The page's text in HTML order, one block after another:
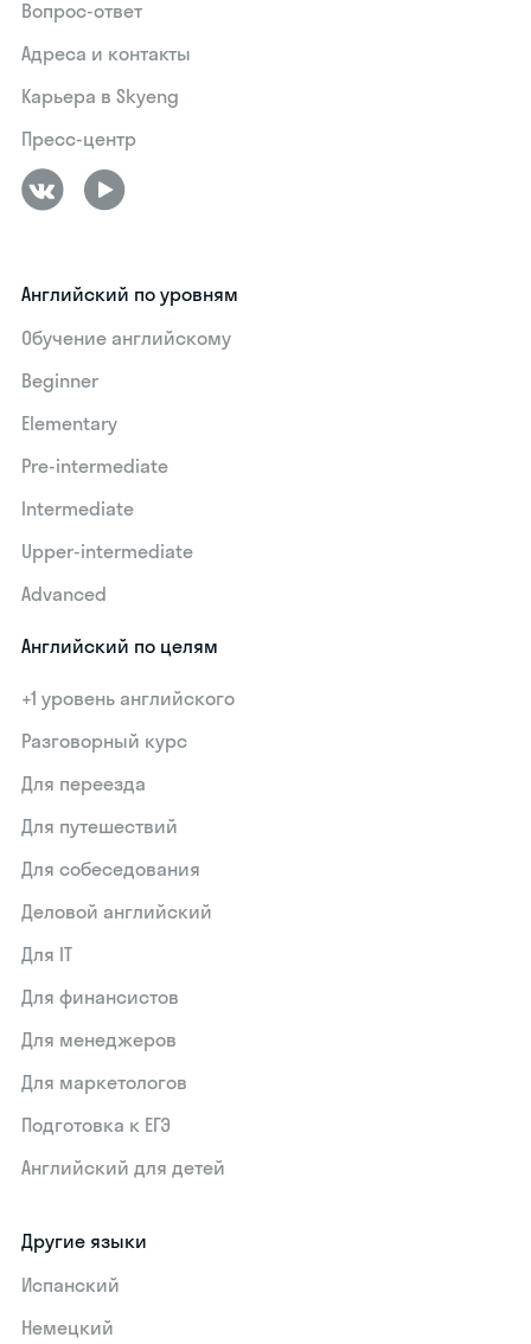
Вопрос-ответ
Адреса и контакты
Карьера в Skyeng
Пресс-центр
Английский по уровням
Обучение английскому
Beginner
Elementary
Pre-intermediate
Intermediate
Upper-intermediate
Advanced
Английский по целям
+1 уровень английского
Разговорный курс
Для переезда
Для путешествий
Для собеседования
Деловой английский
Для IT
Для финансистов
Для менеджеров
Для маркетологов
Подготовка к ЕГЭ
Английский для детей
Другие языки
Испанский
Немецкий